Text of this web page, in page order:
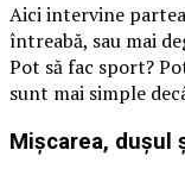
Aici intervine
întreabă, sau mai
Pot să fac sport?
sunt mai simple
Mișcarea, dușul